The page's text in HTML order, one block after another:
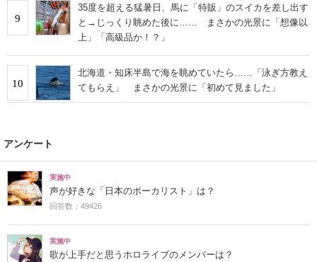
9
35度を超える猛暑日、馬に「特販」のスイカを差し出す
と→じっくり眺めた後に…… まさかの光景に「想像以
上」「高級品か！？」
10
北海道・知床半島で海を眺めていたら……「泳ぎ方教え
てもらえ」 まさかの光景に「初めて見ました」
アンケート
実施中
声が好きな「日本のボーカリスト」は？
回答数：49426
実施中
歌が上手だと思うホロライブのメンバーは？